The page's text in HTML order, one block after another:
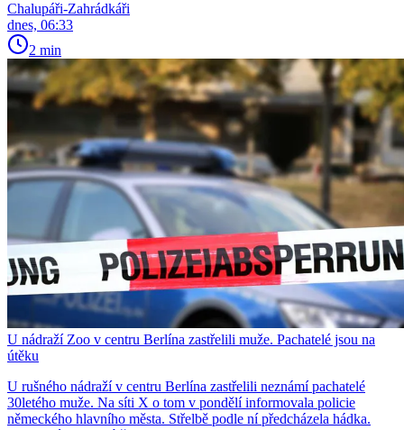
Chalupáři-Zahrádkáři
dnes, 06:33
2 min
U nádraží Zoo v centru Berlína zastřelili muže. Pachatelé jsou na
útěku
U rušného nádraží v centru Berlína zastřelili neznámí pachatelé
30letého muže. Na síti X o tom v pondělí informovala policie
německého hlavního města. Střelbě podle ní předcházela hádka.